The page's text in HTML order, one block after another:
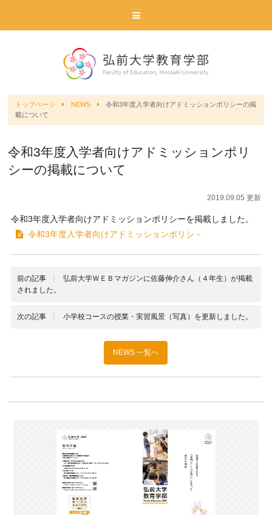
トップページ NEWS
令和3年度入学者向けアドミッションポリシーの掲
載について
令和3年度入学者向けアドミッションポリ
シーの掲載について
2019.09.05 更新
令和3年度入学者向けアドミッションポリシーを掲載しました。
令和3年度入学者向けアドミッションポリシ－
前の記事
弘前大学ＷＥＢマガジンに佐藤伸介さん（４年生）が掲載
されました。
次の記事 小学校コースの授業・実習風景（写真）を更新しました。
NEWS 一覧へ